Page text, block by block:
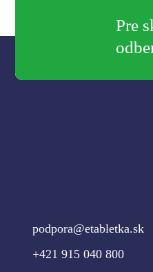
Pre
podpora@etabletka.sk
+421 915 040 800